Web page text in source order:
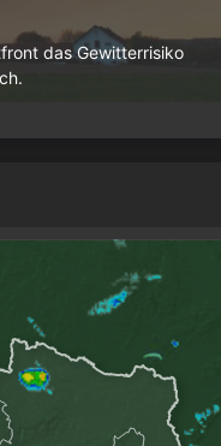
das Gewitterrisiko